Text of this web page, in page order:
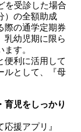
を受診した場合
）の全額助成
際の通学定期券
乳幼児期に限ら
す。
利に活用して
ルとして、『母
児をしっかり
援アプリ』